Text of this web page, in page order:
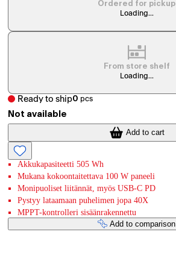
Ordered for pickup
Loading...
From store shelf
Loading...
Ready to ship0 pcs
Not available
Add to cart
Akkukapasiteetti 505 Wh
Mukana kokoontaitettava 100 W paneeli
Monipuoliset liitännät, myös USB-C PD
Pystyy lataamaan puhelimen jopa 40X
MPPT-kontrolleri sisäänrakennettu
Add to comparison